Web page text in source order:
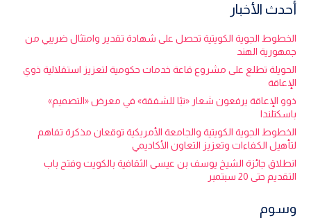
أحدث الأخبار
الخطوط الجوية الكويتية تحصل على شهادة تقدير وامتثال ضريبي من
جمهورية الهند
الحويلة تطلع على مشروع قاعة خدمات حكومية لتعزيز استقلالية ذوي
الإعاقة
ذوو الإعاقة يرفعون شعار «تبًا للشفقة» في معرض «التصميم»
باسكتلندا
الخطوط الجوية الكويتية والجامعة الأمريكية توقعان مذكرة تفاهم
لتأهيل الكفاءات وتعزيز التعاون الأكاديمي
انطلاق جائزة الشيخ يوسف بن عيسى الثقافية بالكويت وفتح باب
التقديم حتى 20 سبتمبر
وسوم